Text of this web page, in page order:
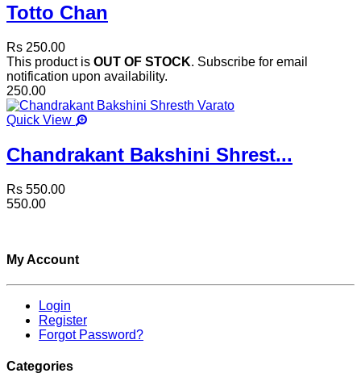
Totto Chan
Rs 250.00
This product is OUT OF STOCK. Subscribe for email
notification upon availability.
250.00
Quick View
Chandrakant Bakshini Shrest...
Rs 550.00
550.00
My Account
Login
Register
Forgot Password?
Categories